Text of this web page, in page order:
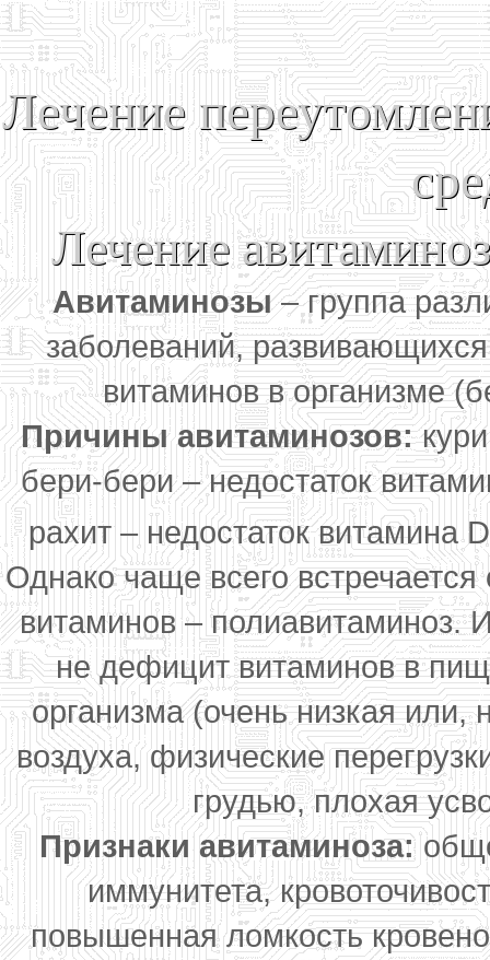
Лечение
Лечение
Авитаминозы– группа
заболеваний, развивающихся
витаминов в организме
Причины авитаминозов:
бери-бери – недостаток
рахит – недостаток витамина
Однако чаще всего
витаминов – полиавитаминоз.
не дефицит витаминов в
организма (очень низкая или,
воздуха, физические
грудью, плохая
Признаки авитаминоза:
иммунитета,
повышенная ломкость